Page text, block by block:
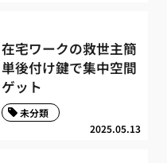
在宅ワークの救世主簡
単後付け鍵で集中空間
ゲット
2025.05.13
未分類